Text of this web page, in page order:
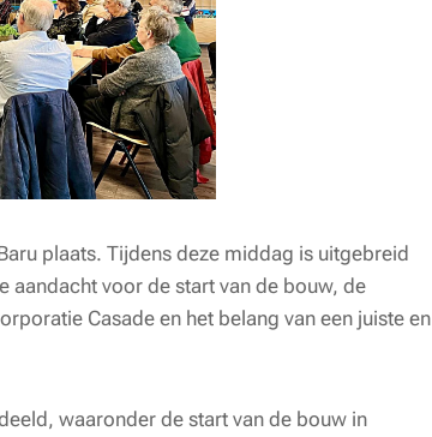
plaats. Tijdens deze middag is uitgebreid
aandacht voor de start van de bouw, de
Casade en het belang van een juiste en
waaronder de start van de bouw in